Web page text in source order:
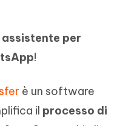
per
!
è un software
il processo di